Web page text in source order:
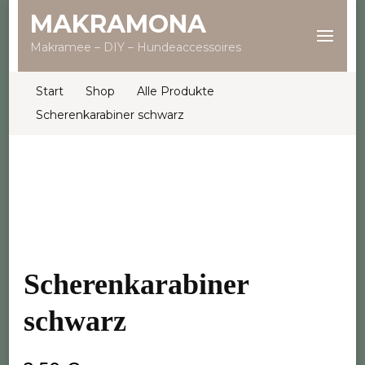
MAKRAMONA
Makramee – DIY – Hundeaccessoires
Start Shop
Alle Produkte
Scherenkarabiner schwarz
Scherenkarabiner
schwarz